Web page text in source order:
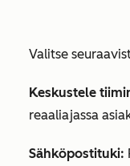
Valitse
Keskustele
reaaliajassa
Sähköpostituki: